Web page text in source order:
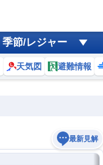
季節/レジャー
天気図 避難情報
最新見解